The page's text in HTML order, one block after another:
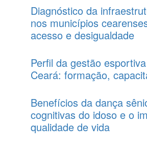
Diagnóstico da
nos municípios
acesso e desigualdade
Perfil da gestão
Ceará: formação,
Benefícios da dança
cognitivas do idoso e o
qualidade de vida